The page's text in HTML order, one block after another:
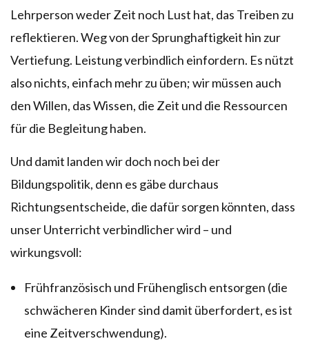
Lehrperson weder Zeit noch Lust hat, das Treiben zu
reflektieren. Weg von der Sprunghaftigkeit hin zur
Vertiefung. Leistung verbindlich einfordern. Es nützt
also nichts, einfach mehr zu üben; wir müssen auch
den Willen, das Wissen, die Zeit und die Ressourcen
für die Begleitung haben.
Und damit landen wir doch noch bei der
Bildungspolitik, denn es gäbe durchaus
Richtungsentscheide, die dafür sorgen könnten, dass
unser Unterricht verbindlicher wird – und
wirkungsvoll:
Frühfranzösisch und Frühenglisch entsorgen (die
schwächeren Kinder sind damit überfordert, es ist
eine Zeitverschwendung).